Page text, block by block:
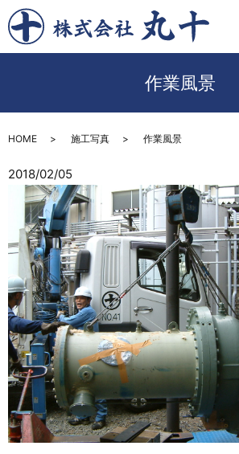
作業風景
HOME 施工写真 作業風景
2018/02/05